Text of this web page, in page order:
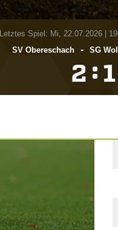
Letztes Spiel: Mi, 22.07.2026|
SV Obereschach
- SG
 : 